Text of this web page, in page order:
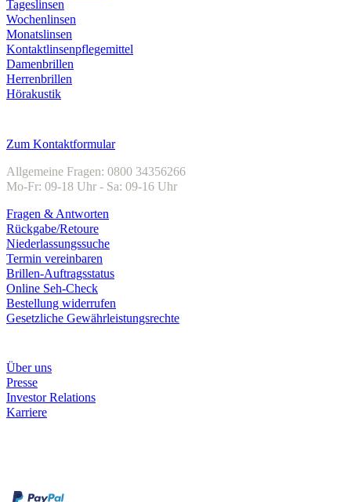
Tageslinsen
Wochenlinsen
Monatslinsen
Kontaktlinsenpflegemittel
Damenbrillen
Herrenbrillen
Hörakustik
Zum Kontaktformular
Allgemeine Fragen: 0800 34356266
Mo-Fr: 09-18 Uhr - Sa: 09-16 Uhr
Fragen & Antworten
Rückgabe/Retoure
Niederlassungssuche
Termin vereinbaren
Brillen-Auftragsstatus
Online Seh-Check
Bestellung widerrufen
Gesetzliche Gewährleistungsrechte
Über uns
Presse
Investor Relations
Karriere